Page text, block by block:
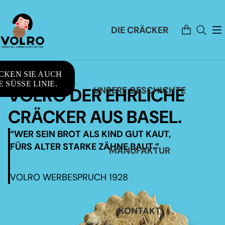
DIE CRÄCKER
UNSERE GESCHICHTE
MANUFAKTUR
KONTAKT
Artikel
im
Warenkorb
SIE AUCH
SÜSSE LINIE.
VOLRO DER EHRLICHE
CRÄCKER AUS BASEL.
“WER SEIN BROT ALS KIND GUT KAUT,
FÜRS ALTER STARKE ZÄHNE BAUT.”
VOLRO WERBESPRUCH 1928